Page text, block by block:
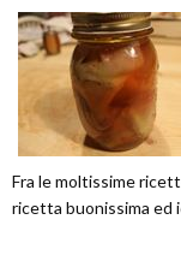
Fra le moltissime
ricetta buonissima ed